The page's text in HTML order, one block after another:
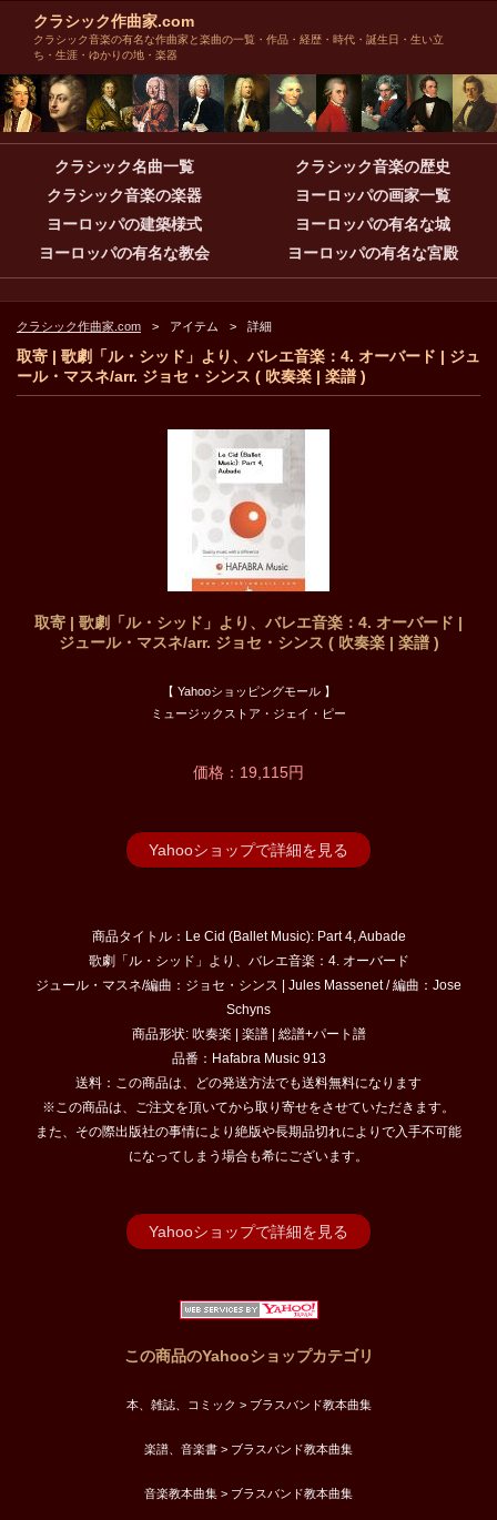
クラシック作曲家.com
クラシック音楽の有名な作曲家と楽曲の一覧・作品・経歴・時代・誕生日・生い立
ち・生涯・ゆかりの地・楽器
クラシック名曲一覧
クラシック音楽の歴史
クラシック音楽の楽器
ヨーロッパの画家一覧
ヨーロッパの建築様式
ヨーロッパの有名な城
ヨーロッパの有名な教会
ヨーロッパの有名な宮殿
クラシック作曲家.com アイテム 詳細
取寄 | 歌劇「ル・シッド」より、バレエ音楽：4. オーバード | ジュ
ール・マスネ/arr. ジョセ・シンス ( 吹奏楽 | 楽譜 )
取寄 | 歌劇「ル・シッド」より、バレエ音楽：4. オーバード |
ジュール・マスネ/arr. ジョセ・シンス ( 吹奏楽 | 楽譜 )
【 Yahooショッピングモール 】
ミュージックストア・ジェイ・ピー
価格：19,115円
Yahooショップで詳細を見る
商品タイトル：Le Cid (Ballet Music): Part 4, Aubade
歌劇「ル・シッド」より、バレエ音楽：4. オーバード
ジュール・マスネ/編曲：ジョセ・シンス | Jules Massenet / 編曲：Jose
Schyns
商品形状: 吹奏楽 | 楽譜 | 総譜+パート譜
品番：Hafabra Music 913
送料：この商品は、どの発送方法でも送料無料になります
※この商品は、ご注文を頂いてから取り寄せをさせていただきます。
また、その際出版社の事情により絶版や長期品切れによりで入手不可能
になってしまう場合も希にございます。
Yahooショップで詳細を見る
この商品のYahooショップカテゴリ
本、雑誌、コミック > ブラスバンド教本曲集
楽譜、音楽書 > ブラスバンド教本曲集
音楽教本曲集 > ブラスバンド教本曲集